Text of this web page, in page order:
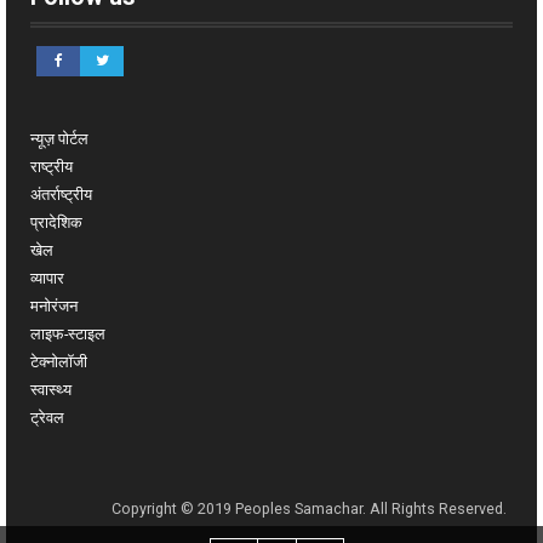
न्यूज़ पोर्टल
राष्ट्रीय
अंतर्राष्ट्रीय
प्रादेशिक
खेल
व्यापार
मनोरंजन
लाइफ-स्टाइल
टेक्नोलॉजी
स्वास्थ्य
ट्रेवल
Copyright © 2019 Peoples Samachar. All Rights Reserved.